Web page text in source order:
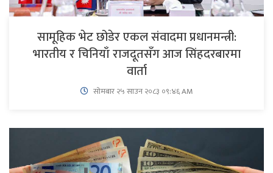
सामूहिक भेट छोडेर एकल संवादमा प्रधानमन्त्री:
भारतीय र चिनियाँ राजदूतसँग आज सिंहदरबारमा
वार्ता
सोमबार २५ साउन २०८३ ०९:४६ AM